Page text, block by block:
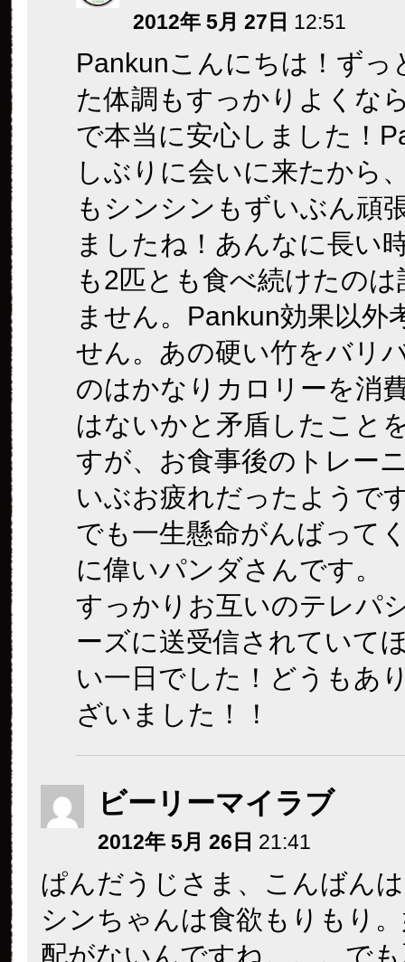
2012年 5月 27日 12:51
Pankunこんにちは！ずっ
た体調もすっかりよくな
で本当に安心しました！
しぶりに会いに来たから
もシンシンもずいぶん頑
ましたね！あんなに長い
も2匹とも食べ続けたの
ません。Pankun効果以外
せん。あの硬い竹をバリ
のはかなりカロリーを消
はないかと矛盾したこと
すが、お食事後のトレー
いぶお疲れだったようで
でも一生懸命がんばって
に偉いパンダさんです。
すっかりお互いのテレパ
ーズに送受信されていて
い一日でした！どうもあ
ざいました！！
ビーリーマイラブ
2012年 5月 26日 21:41
ぱんだうじさま、こんばん
シンちゃんは食欲もりもり
配がないんですね。。。で